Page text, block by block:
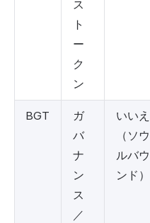
ス
ト
ー
ク
ン
BGT
ガ
バ
ナ
ン
ス
／
いいえ
（ソウ
ルバウ
ンド）